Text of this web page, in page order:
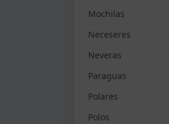
Mochilas
Neceseres
Neveras
Paraguas
Polares
Polos